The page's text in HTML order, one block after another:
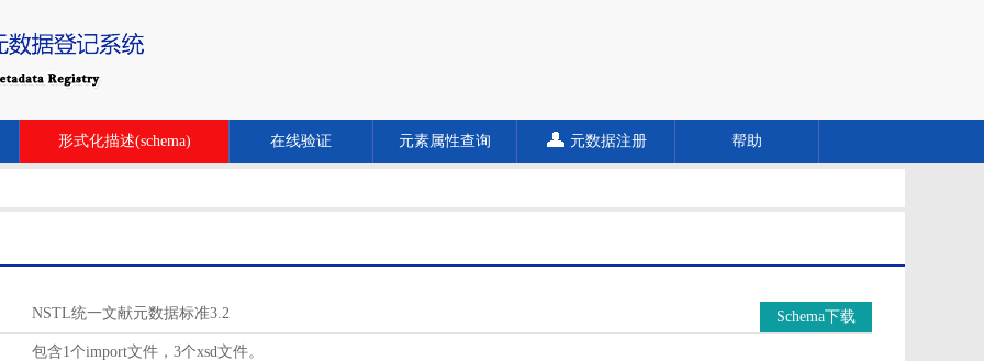
形式化描述(schema) 在线验证 元素属性查询 元数据注册 帮助
NSTL统一文献元数据标准3.2 Schema下载
包含1个import文件，3个xsd文件。